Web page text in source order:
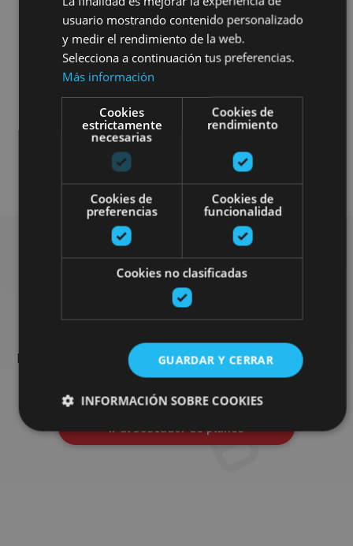
Arquitectura religiosa
Visitas guiadas Monasterios
Busca más planes
Encuentra planes y sugerencias para completar tu viaje en
Navarra: actividades organizadas, visitas y los eventos más
destados de la agenda.
Ir al buscador de planes
usuario mostrando contenido personalizado
y medir el rendimiento de la web.
Selecciona a continuación tus preferencias.
Más información
Cookies
estrictamente
necesarias
Cookies de
rendimiento
Cookies de
preferencias
Cookies de
funcionalidad
Cookies no clasificadas
GUARDAR Y CERRAR
INFORMACIÓN SOBRE COOKIES